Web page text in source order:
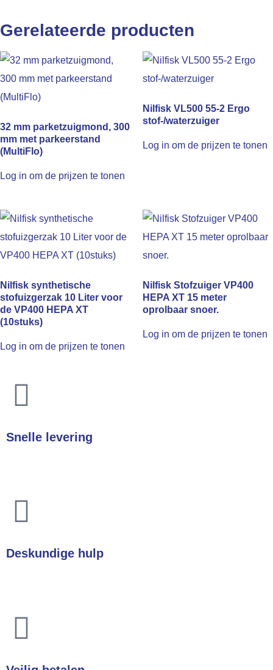
Gerelateerde producten
32 mm parketzuigmond, 300
mm met parkeerstand
(MultiFlo)
Log in om de prijzen te tonen
Nilfisk VL500 55-2 Ergo
stof-/waterzuiger
Log in om de prijzen te tonen
Nilfisk synthetische
stofuizgerzak 10 Liter voor
de VP400 HEPA XT
(10stuks)
Log in om de prijzen te tonen
Nilfisk Stofzuiger VP400
HEPA XT 15 meter
oprolbaar snoer.
Log in om de prijzen te tonen
Snelle levering
Deskundige hulp